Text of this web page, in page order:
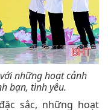
những hoạt cảnh
bạn, tình yêu.
sắc, những hoạt